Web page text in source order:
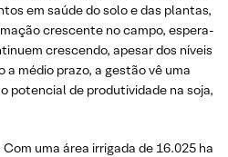
em saúde do solo e das plantas,
crescente no campo, espera-
crescendo, apesar dos níveis
médio prazo, a gestão vê uma
potencial de produtividade na soja,
Com uma área irrigada de 16.025 ha